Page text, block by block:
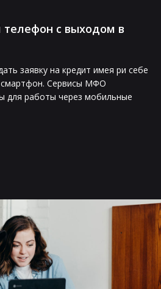
с выходом в
заявку на кредит имея ри себе
смартфон. Сервисы МФО
для работы через мобильные